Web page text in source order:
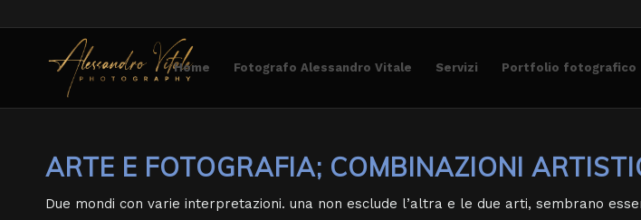
Home Fotografo Alessandro Vitale Servizi Portfolio fotografico
ARTE E FOTOGRAFIA; COMBINAZIONI
Due mondi con varie interpretazioni. una non esclude l’altra e le due arti, sembrano